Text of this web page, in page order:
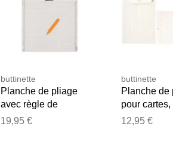
buttinette
Planche de pliage
avec règle de
découpe, 34,5 x 36,5
19,95 €
buttinette
Planche de
pour cartes,
enveloppes
12,95 €